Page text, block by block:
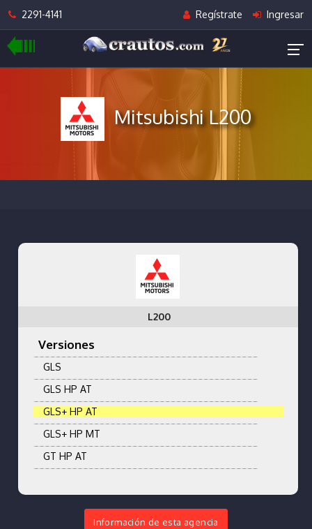
2291-4141 Regístrate Ingresar
Mitsubishi L200
L200
Versiones
GLS
GLS HP AT
GLS+ HP AT
GLS+ HP MT
GT HP AT
Información de esta agencia